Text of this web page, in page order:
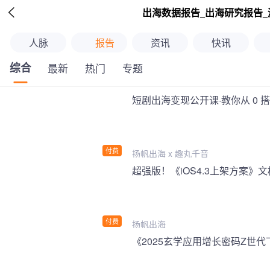
 出海数据报告_出海研究报告
人脉 报告 资讯 快讯
综合 最新 热门 专题
付费
短剧出海变现公开课·教你从 0
扬帆出海 x 趣丸千音
付费 扬帆出海
《2025玄学应用增长密码Z世